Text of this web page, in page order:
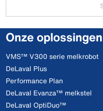
Onze oplossingen
VMS™ V300 serie melkrobot
DeLaval Plus
Performance Plan
DeLaval Evanza™ melkstel
DeLaval OptiDuo™